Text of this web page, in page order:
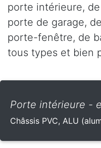
porte intérieure,
porte de garage,
porte-fenêtre, de
tous types et bien
Porte intérieure -
Châssis PVC, ALU